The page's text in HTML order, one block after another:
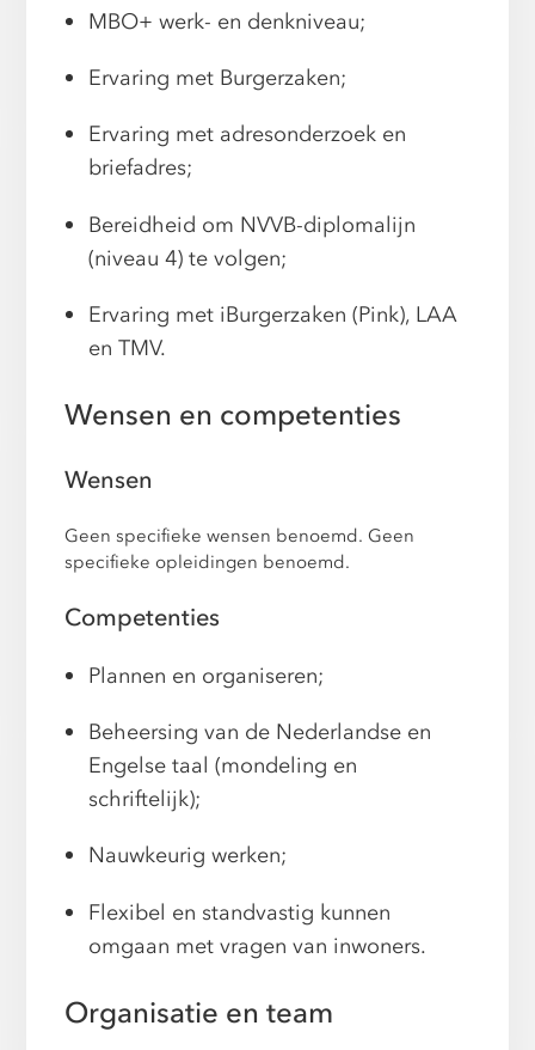
MBO+ werk- en denkniveau;
Ervaring met Burgerzaken;
Ervaring met adresonderzoek en
briefadres;
Bereidheid om NVVB-diplomalijn
(niveau 4) te volgen;
Ervaring met iBurgerzaken (Pink), LAA
en TMV.
Wensen en competenties
Wensen
Geen specifieke wensen benoemd. Geen
specifieke opleidingen benoemd.
Competenties
Plannen en organiseren;
Beheersing van de Nederlandse en
Engelse taal (mondeling en
schriftelijk);
Nauwkeurig werken;
Flexibel en standvastig kunnen
omgaan met vragen van inwoners.
Organisatie en team